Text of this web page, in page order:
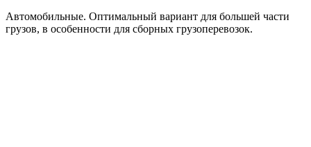
Автомобильные. Оптимальный вариант для большей части
грузов, в особенности для сборных грузоперевозок.